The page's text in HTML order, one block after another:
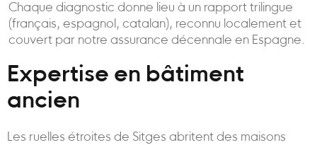
Chaque diagnostic donne lieu à un rapport trilingue
(français, espagnol, catalan), reconnu localement et
couvert par notre assurance décennale en Espagne.
Expertise en bâtiment
ancien
Les ruelles étroites de Sitges abritent des maisons